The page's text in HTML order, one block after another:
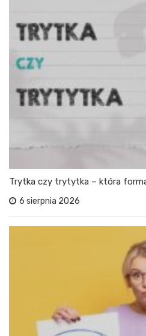
Trytka czy trytytka – która
6 sierpnia 2026